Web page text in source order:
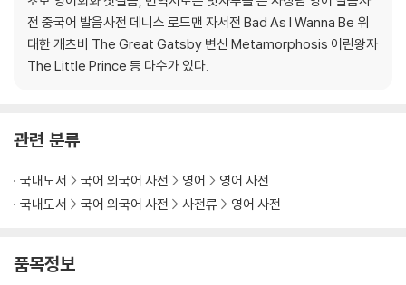
V
X
Y
한국어+영어 단어
전 중국어 발음사전 데니스 로드맨 자서전 Bad As I Wanna Be 위
대한 개츠비 The Great Gatsby 변신 Metamorphosis 어린왕자
The Little Prince 등 다수가 있다.
관련 분류
국내도서 국어 외국어 사전 영어
영어 사전
국내도서
국어 외국어 사전 사전류 영어 사전
품목정보